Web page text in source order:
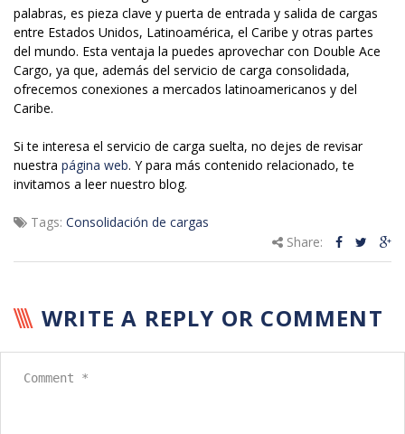
palabras, es pieza clave y puerta de entrada y salida de cargas
entre Estados Unidos, Latinoamérica, el Caribe y otras partes
del mundo. Esta ventaja la puedes aprovechar con Double Ace
Cargo, ya que, además del servicio de carga consolidada,
ofrecemos conexiones a mercados latinoamericanos y del
Caribe.
Si te interesa el servicio de carga suelta, no dejes de revisar
nuestra página web. Y para más contenido relacionado, te
invitamos a leer nuestro blog.
Tags: Consolidación de cargas
Share:
WRITE A REPLY OR COMMENT